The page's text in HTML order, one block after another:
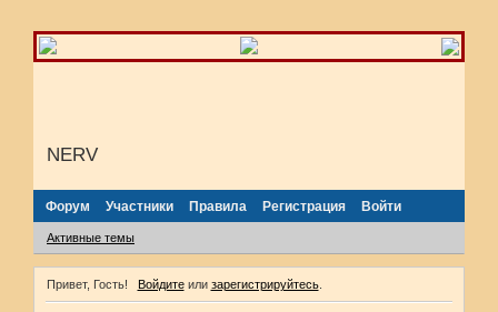
NERV
Форум Участники Правила Регистрация Войти
Активные темы
Привет, Гость! Войдитеили зарегистрируйтесь.